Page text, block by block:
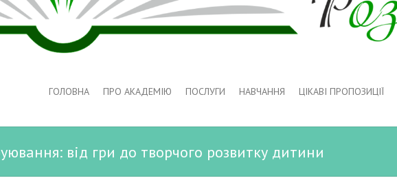
ГОЛОВНА ПРО АКАДЕМІЮ ПОСЛУГИ НАВЧАННЯ ЦІКАВІ ПРОПОЗИЦІЇ
від гри до творчого розвитку дитини